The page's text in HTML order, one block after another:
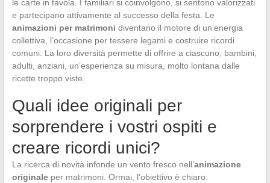
le carte in tavola. I familiari si coinvolgono, si sentono valorizzati
e partecipano attivamente al successo della festa. Le
animazioni per matrimoni diventano il motore di un’energia
collettiva, l’occasione per tessere legami e costruire ricordi
comuni. La loro diversità permette di offrire a ciascuno, bambini,
adulti, anziani, un’esperienza su misura, molto lontana dalle
ricette troppo viste.
Quali idee originali per
sorprendere i vostri ospiti e
creare ricordi unici?
La ricerca di novità infonde un vento fresco nell’animazione
originaleper matrimoni. Ormai, l’obiettivo è chiaro: